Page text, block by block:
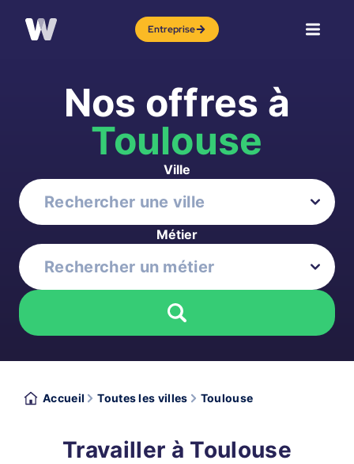
Entreprise
Nos offres à
Toulouse
Ville
Métier
Accueil Toutes les villes Toulouse
Travailler à Toulouse